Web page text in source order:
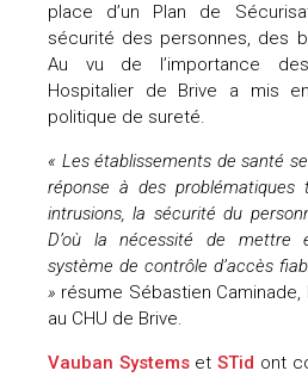
place d’un Plan de
sécurité des personnes, des
Au vu de l’importance
Hospitalier de Brive a mis
politique de sureté.
« Les établissements de santé
réponse à des problématiques
intrusions, la sécurité du
D’où la nécessité de mettre
système de contrôle d’accès
» résume Sébastien
au CHU de Brive.
Vauban Systems etSTid ont